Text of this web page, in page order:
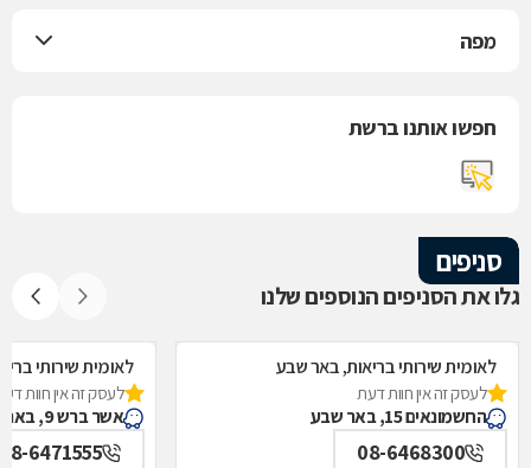
מפה
חפשו אותנו ברשת
סניפים
גלו את הסניפים הנוספים שלנו
לאומית שירותי בריאות, באר שבע
לעסק זה אין חוות דעת
החשמונאים 15, באר שבע
08-6468300
לאומית שירותי
לעסק זה אין חוות
אשר ברש 9, באר שבע
08-6471555